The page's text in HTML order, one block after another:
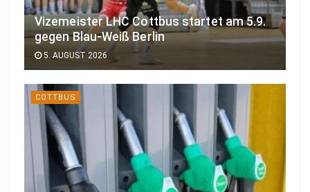
Vizemeister LHC Cottbus startet am 5.9.
gegen Blau-Weiß Berlin
5. AUGUST 2026
COTTBUS